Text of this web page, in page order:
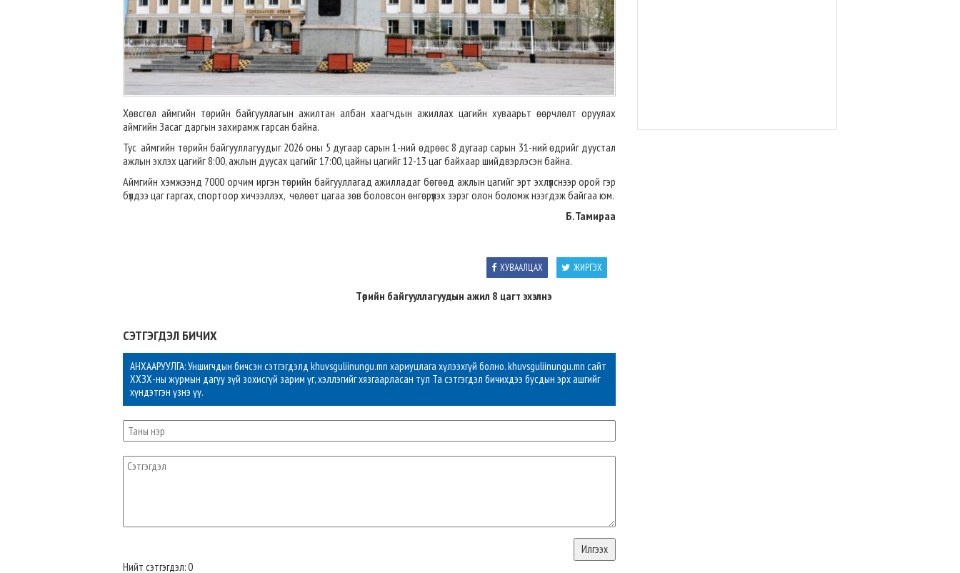
Хөвсгөл аймгийн төрийн байгууллагын ажилтан албан хаагчдын ажиллах цагийн хуваарьт өөрчлөлт оруулах
аймгийн Засаг даргын захирамж гарсан байна.
Тус аймгийн төрийн байгууллагуудыг 2026 оны 5 дугаар сарын 1-ний өдрөөс 8 дугаар сарын 31-ний өдрийг дуустал
ажлын эхлэх цагийг 8:00, ажлын дуусах цагийг 17:00, цайны цагийг 12-13 цаг байхаар шийдвэрлэсэн байна.
Аймгийн хэмжээнд 7000 орчим иргэн төрийн байгууллагад ажилладаг бөгөөд ажлын цагийг эрт эхлүүлснээр орой гэр
бүлдээ цаг гаргах, спортоор хичээллэх, чөлөөт цагаа зөв боловсон өнгөрүүлэх зэрэг олон боломж нээгдэж байгаа юм.
Б.Тамираа
ЖИРГЭХ
ХУВААЛЦАХ
Төрийн байгууллагуудын ажил 8 цагт эхэлнэ
СЭТГЭГДЭЛ БИЧИХ
АНХААРУУЛГА: Уншигчдын бичсэн сэтгэгдэлд khuvsguliinungu.mn хариуцлага хүлээхгүй болно. khuvsguliinungu.mn сайт
ХХЗХ-ны журмын дагуу зүй зохисгүй зарим үг, хэллэгийг хязгаарласан тул Та сэтгэгдэл бичихдээ бусдын эрх ашгийг
хүндэтгэн үзнэ үү.
Нийт сэтгэгдэл: 0